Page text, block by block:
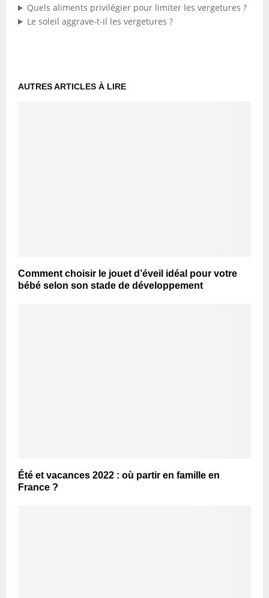
Quels aliments privilégier pour limiter les vergetures ?
Le soleil aggrave-t-il les vergetures ?
AUTRES ARTICLES À LIRE
Comment choisir le jouet d’éveil idéal pour votre
bébé selon son stade de développement
Été et vacances 2022 : où partir en famille en
France ?